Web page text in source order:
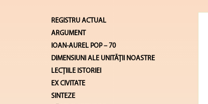
REGISTRU ACTUAL
ARGUMENT
IOAN-AUREL POP – 70
DIMENSIUNI ALE UNITĂŢII NOASTRE
LECŢIILE ISTORIEI
EX CIVITATE
SINTEZE